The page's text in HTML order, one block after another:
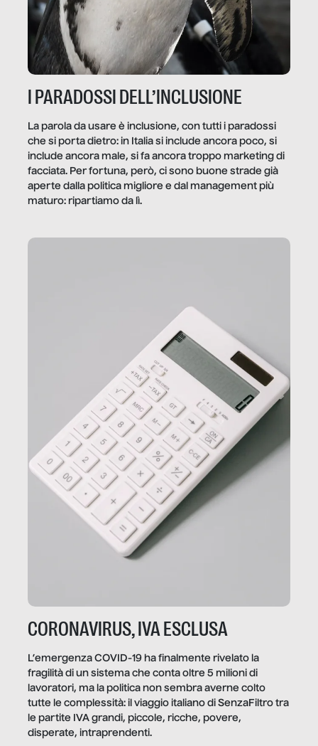
I PARADOSSI DELL’INCLUSIONE
La parola da usare è inclusione, con tutti i paradossi
che si porta dietro: in Italia si include ancora poco, si
include ancora male, si fa ancora troppo marketing di
facciata. Per fortuna, però, ci sono buone strade già
aperte dalla politica migliore e dal management più
maturo: ripartiamo da lì.
CORONAVIRUS, IVA ESCLUSA
L’emergenza COVID-19 ha finalmente rivelato la
fragilità di un sistema che conta oltre 5 milioni di
lavoratori, ma la politica non sembra averne colto
tutte le complessità: il viaggio italiano di SenzaFiltro tra
le partite IVA grandi, piccole, ricche, povere,
disperate, intraprendenti.